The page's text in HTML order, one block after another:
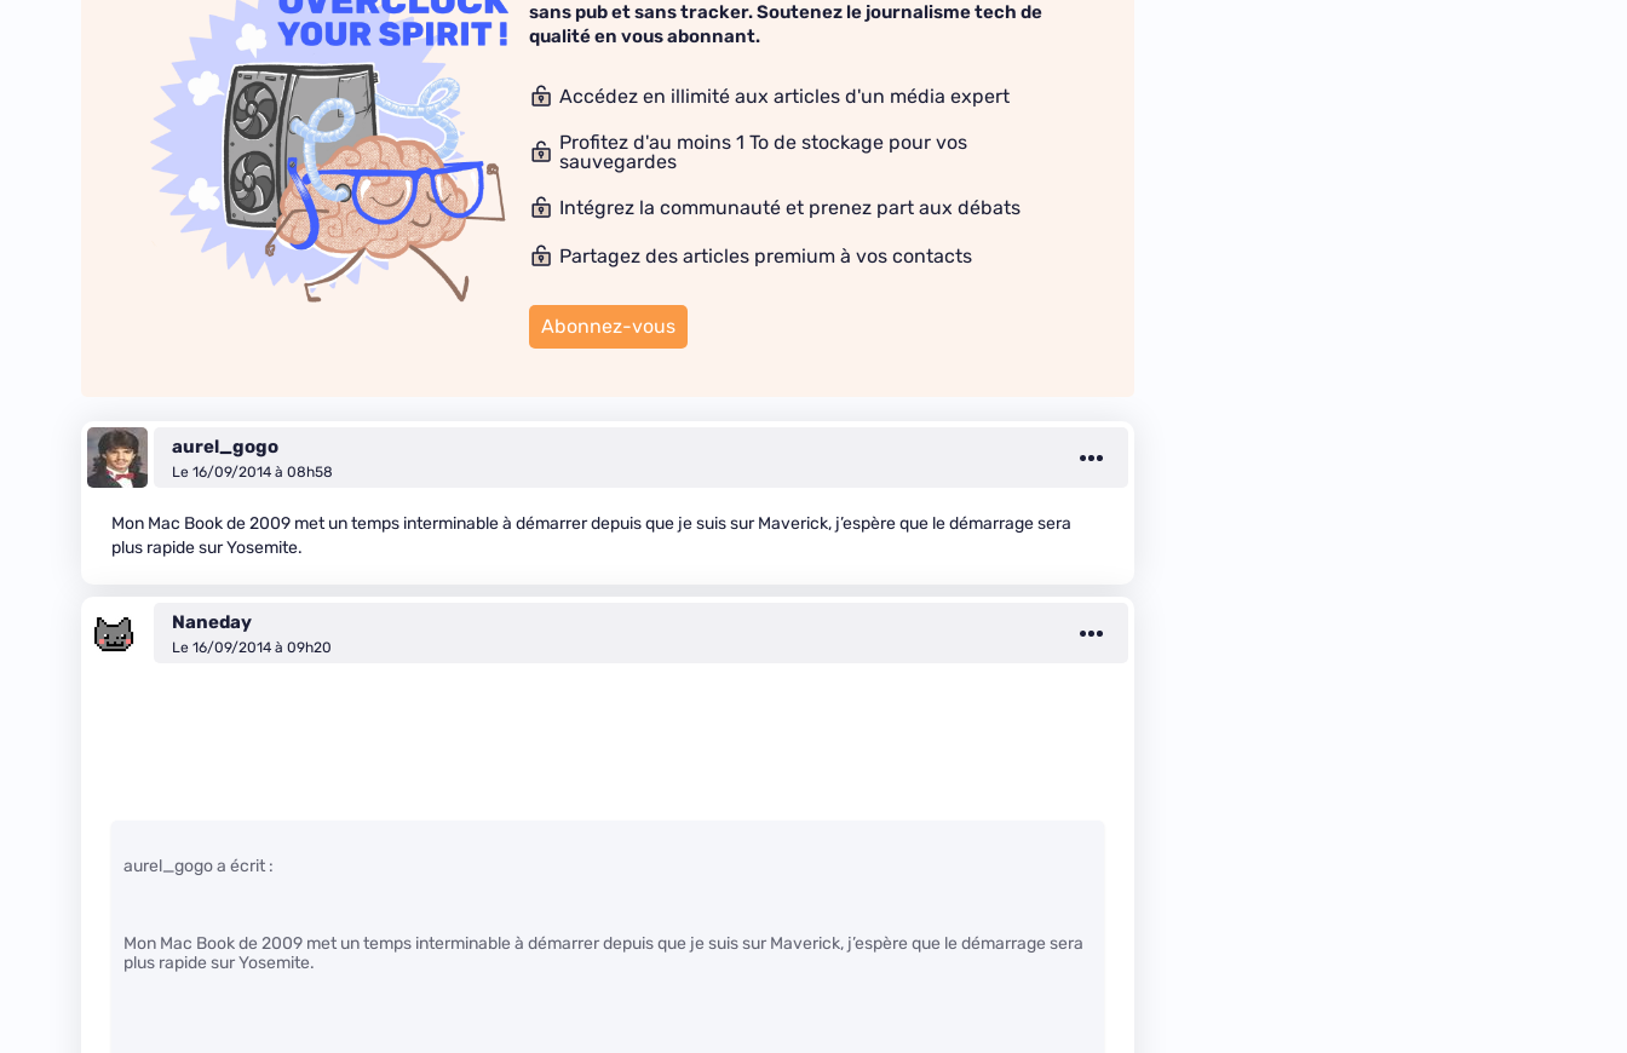
sans pub et sans tracker. Soutenez le journalisme tech de
qualité en vous abonnant.
Accédez en illimité aux articles d'un média expert
Profitez d'au moins 1 To de stockage pour vos
sauvegardes
Intégrez la communauté et prenez part aux débats
Partagez des articles premium à vos contacts
Abonnez-vous
aurel_gogo
Le 16/09/2014 à 08h58
Mon Mac Book de 2009 met un temps interminable à démarrer depuis que je suis sur Maverick, j’espère que le démarrage sera
plus rapide sur Yosemite.
Naneday
Le 16/09/2014 à 09h20
aurel_gogo a écrit :
Mon Mac Book de 2009 met un temps interminable à démarrer depuis que je suis sur Maverick, j’espère que le démarrage sera
plus rapide sur Yosemite.